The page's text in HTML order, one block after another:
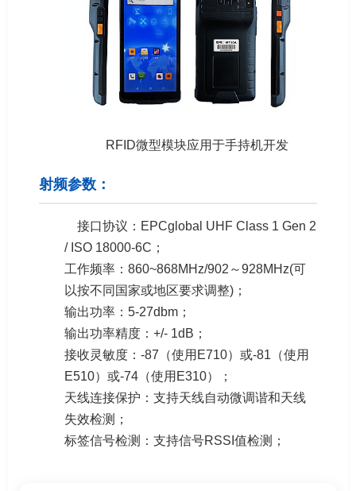
RFID微型模块应用于手持机开发
射频参数：
接口协议：EPCglobal UHF Class 1 Gen 2
/ ISO 18000-6C；
工作频率：860~868MHz/902～928MHz(可
以按不同国家或地区要求调整)；
输出功率：5-27dbm；
输出功率精度：+/- 1dB；
接收灵敏度：-87（使用E710）或-81（使用
E510）或-74（使用E310）；
天线连接保护：支持天线自动微调谐和天线
失效检测；
标签信号检测：支持信号RSSI值检测；